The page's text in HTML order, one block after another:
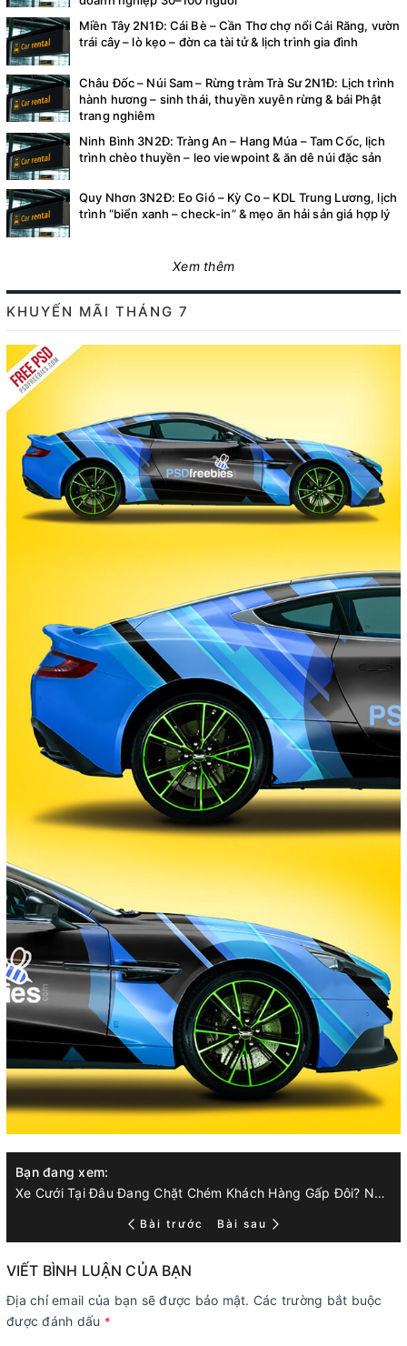
Miền Tây 2N1Đ: Cái Bè – Cần Thơ chợ nổi Cái Răng, vườn
trái cây – lò kẹo – đờn ca tài tử & lịch trình gia đình
Châu Đốc – Núi Sam – Rừng tràm Trà Sư 2N1Đ: Lịch trình
hành hương – sinh thái, thuyền xuyên rừng & bái Phật
trang nghiêm
Ninh Bình 3N2Đ: Tràng An – Hang Múa – Tam Cốc, lịch
trình chèo thuyền – leo viewpoint & ăn dê núi đặc sản
Quy Nhơn 3N2Đ: Eo Gió – Kỳ Co – KDL Trung Lương, lịch
trình “biển xanh – check-in” & mẹo ăn hải sản giá hợp lý
Xem thêm
KHUYẾN MÃI THÁNG 7
Bạn đang xem:
Xe Cưới Tại Đâu Đang Chặt Chém Khách Hàng Gấp Đôi? Những Lưu Ý Quan Trọng
Bài trước Bài sau
VIẾT BÌNH LUẬN CỦA BẠN
Địa chỉ email của bạn sẽ được bảo mật. Các trường bắt buộc
được đánh dấu *